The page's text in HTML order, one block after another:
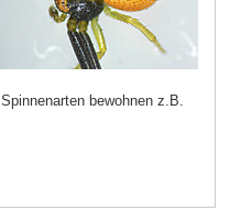
bewohnen z.B.